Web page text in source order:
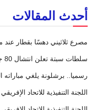
أحدث المقالات
مصرع ثلاثيني دهسًا بقطار عند
سلطات سبتة تعلن انتشال 80 جثة وتحديد هوية أربعة ضحايا
رسميا.. برشلونة يلغي مباراته
اللجنة التنفيذية للاتحاد